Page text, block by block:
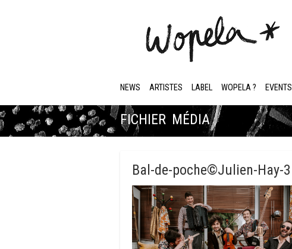
NEWS ARTISTES LABEL WOPELA ? EVENTS
FICHIER MÉDIA
Bal-de-poche©Julien-Hay-3